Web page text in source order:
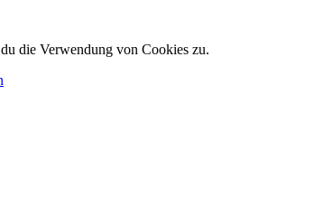
die Verwendung von Cookies zu.